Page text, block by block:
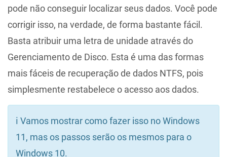
pode não conseguir localizar seus dados. Você pode
corrigir isso, na verdade, de forma bastante fácil.
Basta atribuir uma letra de unidade através do
Gerenciamento de Disco. Esta é uma das formas
mais fáceis de recuperação de dados NTFS, pois
simplesmente restabelece o acesso aos dados.
ℹ️ Vamos mostrar como fazer isso no Windows
11, mas os passos serão os mesmos para o
Windows 10.